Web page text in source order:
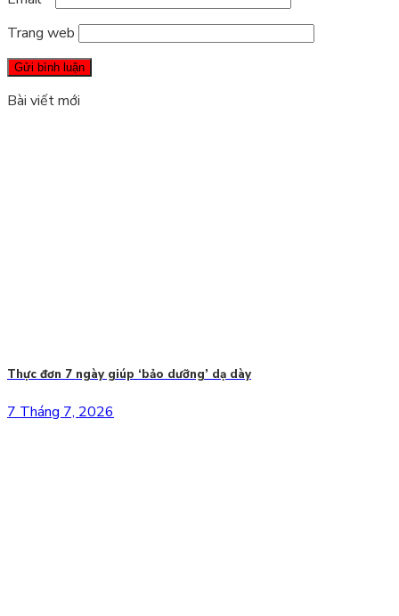
Trang web
Bài viết mới
Thực đơn 7 ngày giúp ‘bảo dưỡng’ dạ dày
7 Tháng 7, 2026